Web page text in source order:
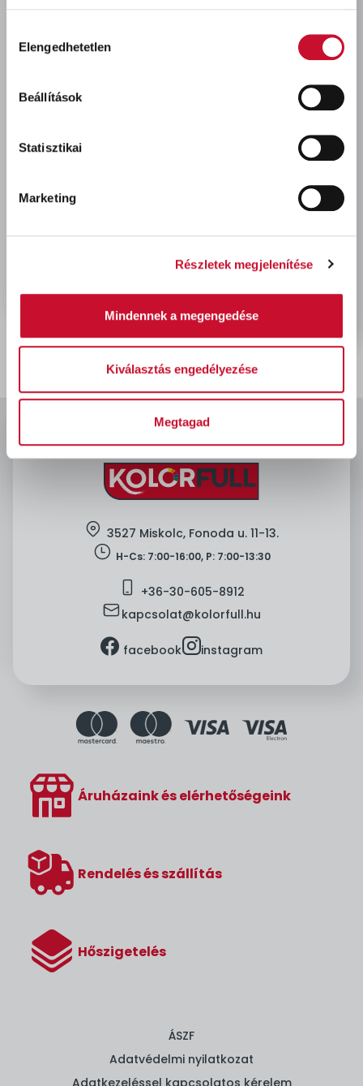
kiválasztása
Elengedhetetlen
Beállítások
Statisztikai
Marketing
Részletek megjelenítése
Mindennek a megengedése
Kiválasztás engedélyezése
Megtagad
Utoljára megtekintett termékek
750ml
4 550 Ft
Áruházaink és elérhetőségeink
Rendelés és szállítás
Hőszigetelés
ÁSZF
Adatvédelmi nyilatkozat
Adatkezeléssel kapcsolatos kérelem
location 3527 Miskolc, Fonoda u. 11-13.
clock H-Cs: 7:00-16:00, P: 7:00-13:30
mobile +36-30-605-8912
mailkapcsolat@kolorfull.hu
facebook facebookinstagraminstagram